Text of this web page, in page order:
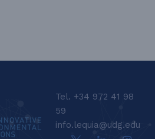
Tel. +34 972 41 98
59
info.lequia@udg.edu